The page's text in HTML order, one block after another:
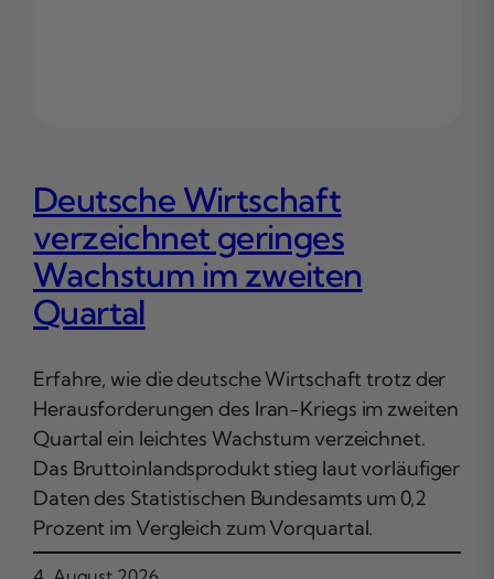
Deutsche Wirtschaft
verzeichnet geringes
Wachstum im zweiten
Quartal
Erfahre, wie die deutsche Wirtschaft trotz der
Herausforderungen des Iran-Kriegs im zweiten
Quartal ein leichtes Wachstum verzeichnet.
Das Bruttoinlandsprodukt stieg laut vorläufiger
Daten des Statistischen Bundesamts um 0,2
Prozent im Vergleich zum Vorquartal.